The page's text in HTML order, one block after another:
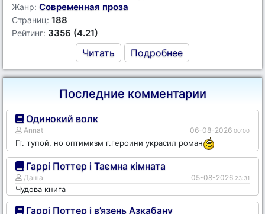
Жанр: Современная проза
Страниц: 188
Рейтинг: 3356 (4.21)
Читать Подробнее
Последние комментарии
Одинокий волк
Annat 06-08-2026 00:00
Гг. тупой, но оптимизм г.героини украсил роман
Гаррі Поттер і Таємна кімната
Даша 05-08-2026 23:31
Чудова книга
Гаррі Поттер і в’язень Азкабану